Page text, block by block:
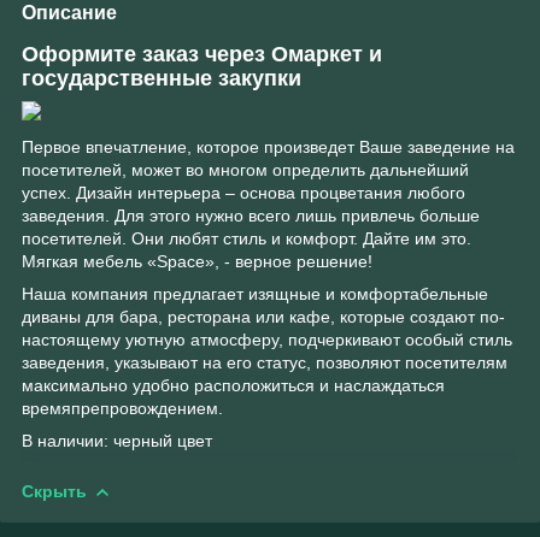
Описание
Оформите заказ через Омаркет и
государственные закупки
Первое впечатление, которое произведет Ваше заведение на
посетителей, может во многом определить дальнейший
успех. Дизайн интерьера – основа процветания любого
заведения. Для этого нужно всего лишь привлечь больше
посетителей. Они любят стиль и комфорт. Дайте им это.
Мягкая мебель «Space», - верное решение!
Наша компания предлагает изящные и комфортабельные
диваны для бара, ресторана или кафе, которые создают по-
настоящему уютную атмосферу, подчеркивают особый стиль
заведения, указывают на его статус, позволяют посетителям
максимально удобно расположиться и наслаждаться
времяпрепровождением.
В наличии: черный цвет
Скрыть